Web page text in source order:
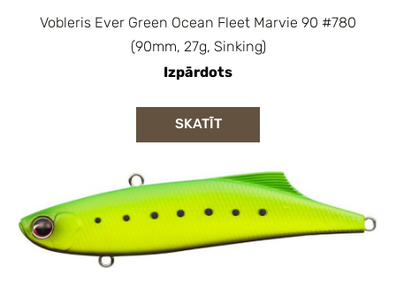
Vobleris Ever Green Ocean Fleet Marvie 90 #780
(90mm, 27g, Sinking)
Izpārdots
SKATĪT